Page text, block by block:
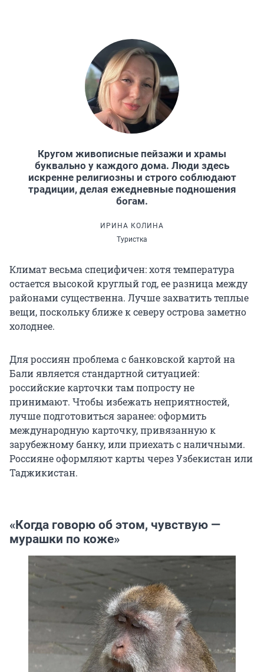
Кругом живописные пейзажи и храмы
буквально у каждого дома. Люди здесь
искренне религиозны и строго соблюдают
традиции, делая ежедневные подношения
богам.
ИРИНА КОЛИНА
Туристка
Климат весьма специфичен: хотя температура
остается высокой круглый год, ее разница между
районами существенна. Лучше захватить теплые
вещи, поскольку ближе к северу острова заметно
холоднее.
Для россиян проблема с банковской картой на
Бали является стандартной ситуацией:
российские карточки там попросту не
принимают. Чтобы избежать неприятностей,
лучше подготовиться заранее: оформить
международную карточку, привязанную к
зарубежному банку, или приехать с наличными.
Россияне оформляют карты через Узбекистан или
Таджикистан.
«Когда говорю об этом, чувствую —
мурашки по коже»